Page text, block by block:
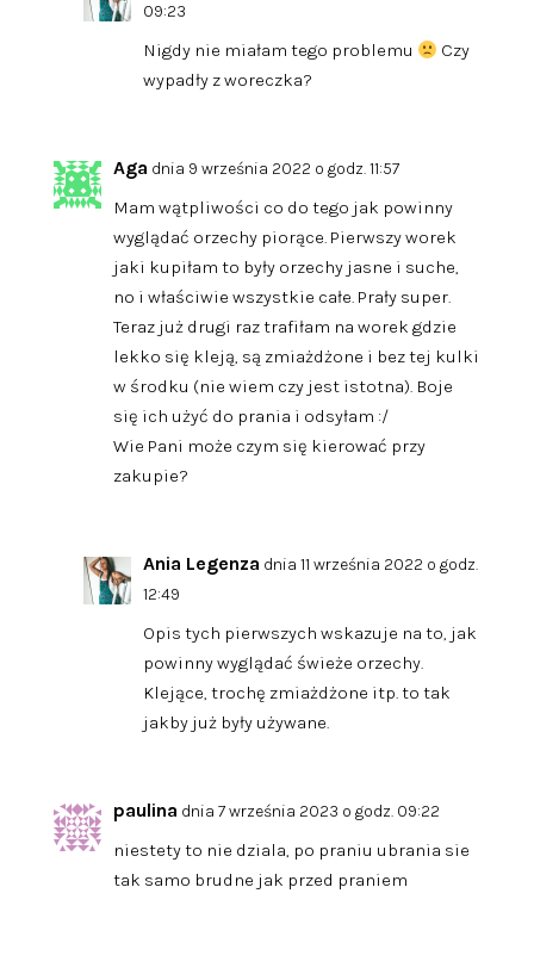
09:23
Nigdy nie miałam tego problemu
Czy
wypadły z woreczka?
Aga dnia 9 września 2022 o godz. 11:57
Mam wątpliwości co do tego jak powinny
wyglądać orzechy piorące. Pierwszy worek
jaki kupiłam to były orzechy jasne i suche,
no i właściwie wszystkie całe. Prały super.
Teraz już drugi raz trafiłam na worek gdzie
lekko się kleją, są zmiażdżone i bez tej kulki
w środku (nie wiem czy jest istotna). Boje
się ich użyć do prania i odsyłam :/
Wie Pani może czym się kierować przy
zakupie?
Ania Legenza dnia 11 września 2022 o godz.
12:49
Opis tych pierwszych wskazuje na to, jak
powinny wyglądać świeże orzechy.
Klejące, trochę zmiażdżone itp. to tak
jakby już były używane.
paulina dnia 7 września 2023 o godz. 09:22
niestety to nie dziala, po praniu ubrania sie
tak samo brudne jak przed praniem